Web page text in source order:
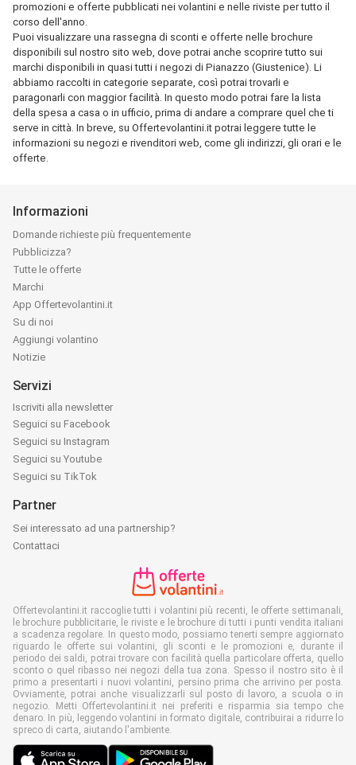
promozioni e offerte pubblicati nei volantini e nelle riviste per tutto il
corso dell'anno.
Puoi visualizzare una rassegna di sconti e offerte nelle brochure
disponibili sul nostro sito web, dove potrai anche scoprire tutto sui
marchi disponibili in quasi tutti i negozi di Pianazzo (Giustenice). Li
abbiamo raccolti in categorie separate, così potrai trovarli e
paragonarli con maggior facilità. In questo modo potrai fare la lista
della spesa a casa o in ufficio, prima di andare a comprare quel che ti
serve in città. In breve, su Offertevolantini.it potrai leggere tutte le
informazioni su negozi e rivenditori web, come gli indirizzi, gli orari e le
offerte.
Informazioni
Domande richieste più frequentemente
Pubblicizza?
Tutte le offerte
Marchi
App Offertevolantini.it
Su di noi
Aggiungi volantino
Notizie
Servizi
Iscriviti alla newsletter
Seguici su Facebook
Seguici su Instagram
Seguici su Youtube
Seguici su TikTok
Partner
Sei interessato ad una partnership?
Contattaci
Offertevolantini.it raccoglie tutti i volantini più recenti, le offerte settimanali,
le brochure pubblicitarie, le riviste e le brochure di tutti i punti vendita italiani
a scadenza regolare. In questo modo, possiamo tenerti sempre aggiornato
riguardo le offerte sui volantini, gli sconti e le promozioni e, durante il
periodo dei saldi, potrai trovare con facilità quella particolare offerta, quello
sconto o quel ribasso nei negozi della tua zona. Spesso il nostro sito è il
primo a presentarti i nuovi volantini, persino prima che arrivino per posta.
Ovviamente, potrai anche visualizzarli sul posto di lavoro, a scuola o in
negozio. Metti Offertevolantini.it nei preferiti e risparmia sia tempo che
denaro. In più, leggendo volantini in formato digitale, contribuirai a ridurre lo
spreco di carta, aiutando l'ambiente.